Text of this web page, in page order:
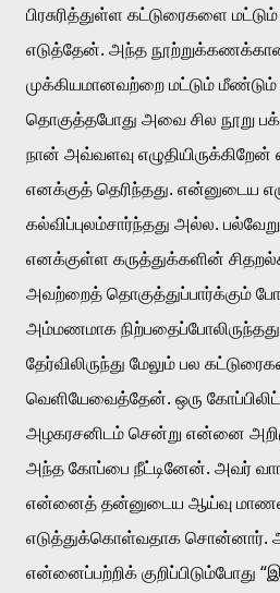
பிரசுரித்துள்ள கட்டுரைகளை
எடுத்தேன். அந்த
முக்கியமானவற்றை மட்டும் மீண்டும்
தொகுத்தபோது அவை சில நூறு
நான் அவ்வளவு
எனக்குத் தெரிந்தது. என்னுடைய
கல்விப்புலம்சார்ந்தது அல்ல.
எனக்குள்ள கருத்துக்களின்
அவற்றைத் தொகுத்துப்பார்க்கும்
அம்மணமாக
தேர்விலிருந்து மேலும் பல
வெளியேவைத்தேன். ஒரு
அழகரசனிடம் சென்று என்னை
அந்த கோப்பை நீட்டினேன். அவர்
என்னைத் தன்னுடைய ஆய்வு
எடுத்துக்கொள்வதாக சொன்னார்.
என்னைப்பற்றிக் குறிப்பிடும்போது